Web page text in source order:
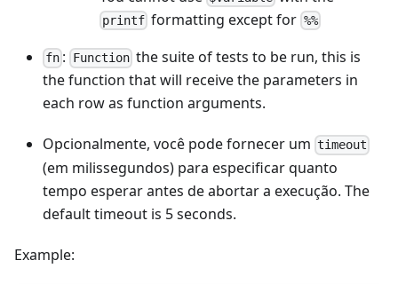
printf formatting except for %%
fn : Functionthe suite of tests to be run, this is
the function that will receive the parameters in
each row as function arguments.
Opcionalmente, você pode fornecer um timeout
(em milissegundos) para especificar quanto
tempo esperar antes de abortar a execução. The
default timeout is 5 seconds.
Example: